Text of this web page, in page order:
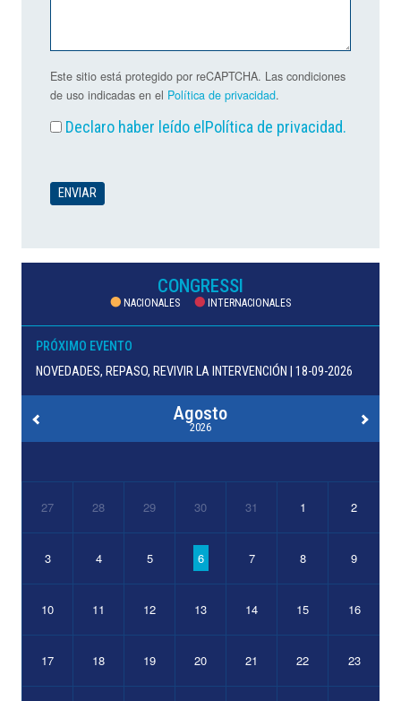
Este sitio está protegido por reCAPTCHA. Las condiciones
de uso indicadas en el Política de privacidad.
Declaro haber leído el Política de privacidad.
CONGRESSI
NACIONALES INTERNACIONALES
PRÓXIMO EVENTO
NOVEDADES, REPASO, REVIVIR LA INTERVENCIÓN | 18-09-2026
Agosto
2026
27 28 29 30 31 1 2
3 4 5 6 7 8 9
10 11 12 13 14 15 16
17 18 19 20 21 22 23